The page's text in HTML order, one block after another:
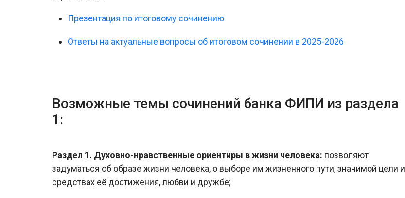
Презентация по итоговому сочинению
Ответы на актуальные вопросы об итоговом сочинении в 2025-2026
Возможные темы сочинений банка ФИПИ из раздела
1:
Раздел 1. Духовно-нравственные ориентиры в жизни человека: позволяют
задуматься об образе жизни человека, о выборе им жизненного пути, значимой цели и
средствах её достижения, любви и дружбе;